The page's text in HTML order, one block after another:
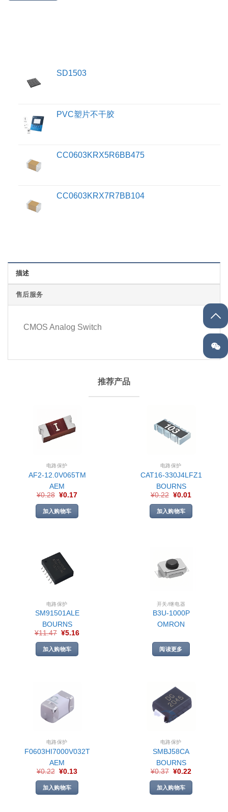
SD1503
PVC塑片不干胶
CC0603KRX5R6BB475
CC0603KRX7R7BB104
描述
售后服务
CMOS Analog Switch
推荐产品
电路保护
AF2-12.0V065TM
AEM
¥0.28 ¥0.17
加入购物车
电路保护
CAT16-330J4LFZ1
BOURNS
¥0.22 ¥0.01
加入购物车
电路保护
SM91501ALE
BOURNS
¥11.47 ¥5.16
加入购物车
开关/继电器
B3U-1000P
OMRON
阅读更多
电路保护
F0603HI7000V032T
AEM
¥0.22 ¥0.13
加入购物车
电路保护
SMBJ58CA
BOURNS
¥0.37 ¥0.22
加入购物车